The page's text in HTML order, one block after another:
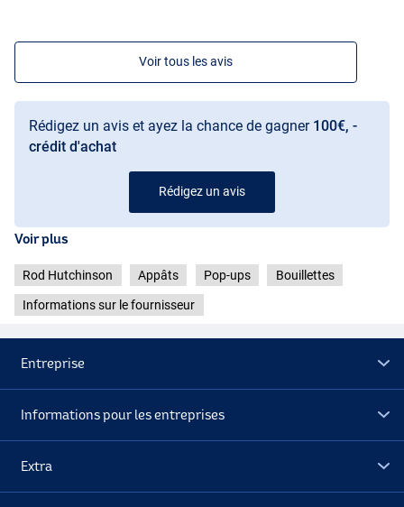
Voir tous les avis
Rédigez un avis et ayez la chance de gagner 100€, -
crédit d'achat
Rédigez un avis
Voir plus
Rod Hutchinson Appâts Pop-ups Bouillettes
Informations sur le fournisseur
Entreprise
Informations pour les entreprises
Extra